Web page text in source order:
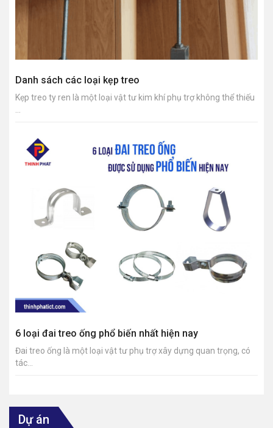
Danh sách các loại kẹp treo
Kẹp treo ty ren là một loại vật tư kim khí phụ trợ không thể thiếu
...
6 loại đai treo ống phổ biến nhất hiện nay
Đai treo ống là một loại vật tư phụ trợ xây dựng quan trọng, có
tác...
Dự án